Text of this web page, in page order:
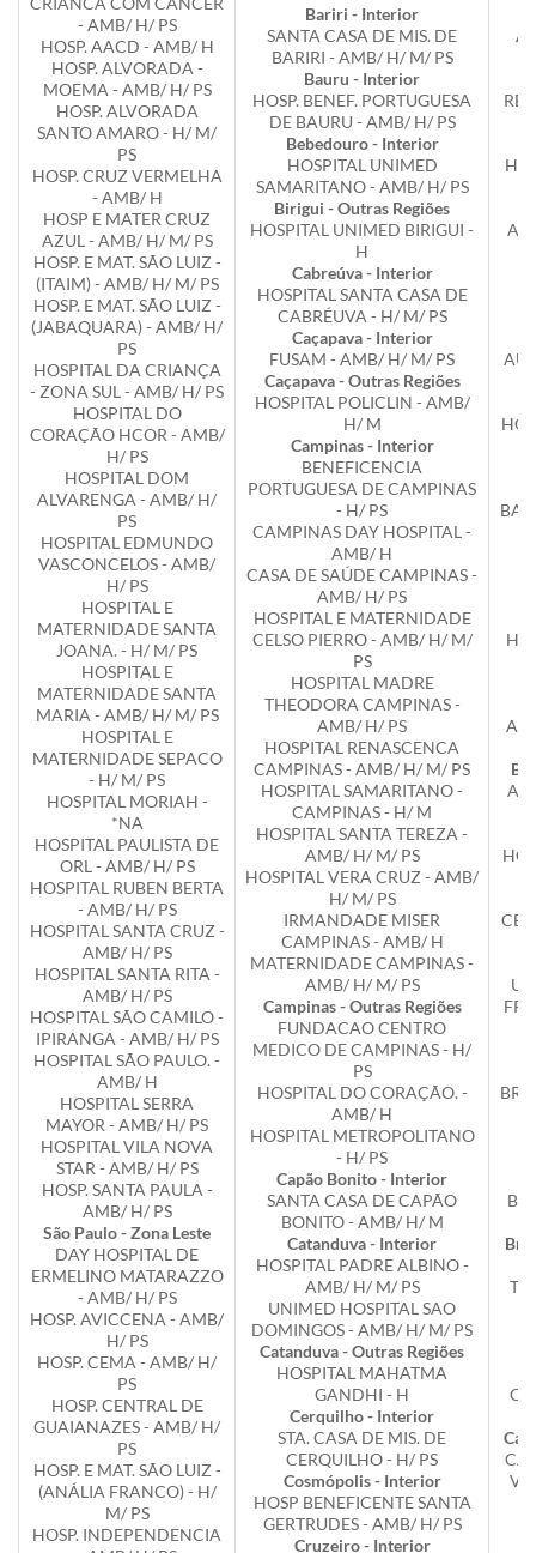
- AMB/ H/ PS
HOSP. AACD - AMB/ H
HOSP. ALVORADA -
MOEMA - AMB/ H/ PS
HOSP. ALVORADA
SANTO AMARO - H/ M/
PS
HOSP. CRUZ VERMELHA
- AMB/ H
HOSP E MATER CRUZ
AZUL - AMB/ H/ M/ PS
HOSP. E MAT. SÃO LUIZ -
(ITAIM) - AMB/ H/ M/ PS
HOSP. E MAT. SÃO LUIZ -
(JABAQUARA) - AMB/ H/
PS
HOSPITAL DA CRIANÇA
- ZONA SUL - AMB/ H/ PS
HOSPITAL DO
CORAÇÃO HCOR - AMB/
H/ PS
HOSPITAL DOM
ALVARENGA - AMB/ H/
PS
HOSPITAL EDMUNDO
VASCONCELOS - AMB/
H/ PS
HOSPITAL E
MATERNIDADE SANTA
JOANA. - H/ M/ PS
HOSPITAL E
MATERNIDADE SANTA
MARIA - AMB/ H/ M/ PS
HOSPITAL E
MATERNIDADE SEPACO
- H/ M/ PS
HOSPITAL MORIAH -
*NA
HOSPITAL PAULISTA DE
ORL - AMB/ H/ PS
HOSPITAL RUBEN BERTA
- AMB/ H/ PS
HOSPITAL SANTA CRUZ -
AMB/ H/ PS
HOSPITAL SANTA RITA -
AMB/ H/ PS
HOSPITAL SÃO CAMILO -
IPIRANGA - AMB/ H/ PS
HOSPITAL SÃO PAULO. -
AMB/ H
HOSPITAL SERRA
MAYOR - AMB/ H/ PS
HOSPITAL VILA NOVA
STAR - AMB/ H/ PS
HOSP. SANTA PAULA -
AMB/ H/ PS
São Paulo - Zona Leste
DAY HOSPITAL DE
ERMELINO MATARAZZO
- AMB/ H/ PS
HOSP. AVICCENA - AMB/
H/ PS
HOSP. CEMA - AMB/ H/
PS
HOSP. CENTRAL DE
GUAIANAZES - AMB/ H/
PS
HOSP. E MAT. SÃO LUIZ -
(ANÁLIA FRANCO) - H/
M/ PS
HOSP. INDEPENDENCIA
Bariri - Interior
SANTA CASA DE MIS. DE
BARIRI - AMB/ H/ M/ PS
Bauru - Interior
HOSP. BENEF. PORTUGUESA
DE BAURU - AMB/ H/ PS
Bebedouro - Interior
HOSPITAL UNIMED
SAMARITANO - AMB/ H/ PS
Birigui - Outras Regiões
HOSPITAL UNIMED BIRIGUI -
H
Cabreúva - Interior
HOSPITAL SANTA CASA DE
CABRÉUVA - H/ M/ PS
Caçapava - Interior
FUSAM - AMB/ H/ M/ PS
Caçapava - Outras Regiões
HOSPITAL POLICLIN - AMB/
H/ M
Campinas - Interior
BENEFICENCIA
PORTUGUESA DE CAMPINAS
- H/ PS
CAMPINAS DAY HOSPITAL -
AMB/ H
CASA DE SAÚDE CAMPINAS -
AMB/ H/ PS
HOSPITAL E MATERNIDADE
CELSO PIERRO - AMB/ H/ M/
PS
HOSPITAL MADRE
THEODORA CAMPINAS -
AMB/ H/ PS
HOSPITAL RENASCENCA
CAMPINAS - AMB/ H/ M/ PS
HOSPITAL SAMARITANO -
CAMPINAS - H/ M
HOSPITAL SANTA TEREZA -
AMB/ H/ M/ PS
HOSPITAL VERA CRUZ - AMB/
H/ M/ PS
IRMANDADE MISER
CAMPINAS - AMB/ H
MATERNIDADE CAMPINAS -
AMB/ H/ M/ PS
Campinas - Outras Regiões
FUNDACAO CENTRO
MEDICO DE CAMPINAS - H/
PS
HOSPITAL DO CORAÇÃO. -
AMB/ H
HOSPITAL METROPOLITANO
- H/ PS
Capão Bonito - Interior
SANTA CASA DE CAPÃO
BONITO - AMB/ H/ M
Catanduva - Interior
HOSPITAL PADRE ALBINO -
AMB/ H/ M/ PS
UNIMED HOSPITAL SAO
DOMINGOS - AMB/ H/ M/ PS
Catanduva - Outras Regiões
HOSPITAL MAHATMA
GANDHI - H
Cerquilho - Interior
STA. CASA DE MIS. DE
CERQUILHO - H/ PS
Cosmópolis - Interior
HOSP BENEFICENTE SANTA
GERTRUDES - AMB/ H/ PS
Cruzeiro - Interior